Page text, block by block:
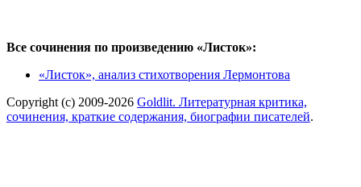
Все сочинения по произведению «Листок»:
«Листок», анализ стихотворения Лермонтова
Copyright (c) 2009-2026 Goldlit. Литературная критика,
сочинения, краткие содержания, биографии писателей.